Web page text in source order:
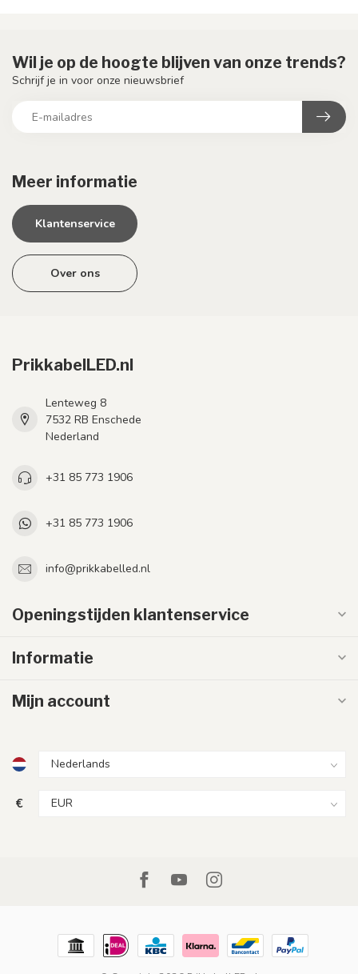
Meer informatie
Klantenservice
Over ons
Wil je op de hoogte blijven van onze trends?
Schrijf je in voor onze nieuwsbrief
PrikkabelLED.nl
Lenteweg 8
7532 RB Enschede
Nederland
+31 85 773 1906
+31 85 773 1906
info@prikkabelled.nl
Openingstijden klantenservice
Informatie
Mijn account
€